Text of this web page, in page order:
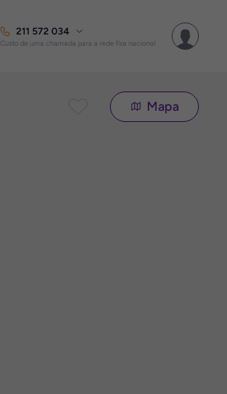
211 572 034
Custo de uma chamada para a rede fixa nacional
Mapa